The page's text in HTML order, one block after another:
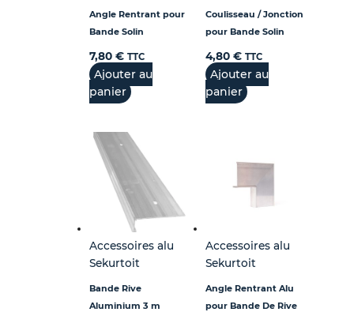
Angle Rentrant pour
Bande Solin
7,80 € TTC
Ajouter au
panier
Coulisseau / Jonction
pour Bande Solin
4,80 € TTC
Ajouter au
panier
Accessoires alu
Sekurtoit
Bande Rive
Aluminium 3 m
Accessoires alu
Sekurtoit
Angle Rentrant Alu
pour Bande De Rive